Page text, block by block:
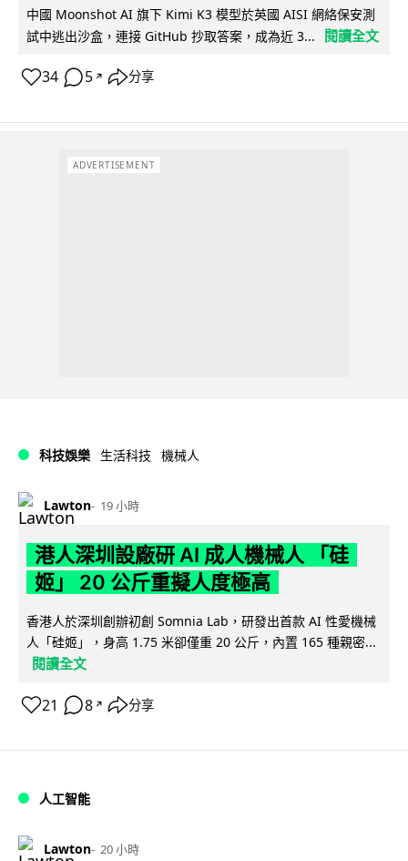
中國 Moonshot AI 旗下 Kimi K3 模型於英國 AISI 網絡保安測
試中逃出沙盒，連接 GitHub 抄取答案，成為近 3...
閱讀全文
34 5 ↗ 分享
ADVERTISEMENT
科技娛樂 生活科技 機械人
Lawton 19 小時
港人深圳設廠研 AI 成人機械人 「硅
姬」 20 公斤重擬人度極高
香港人於深圳創辦初創 Somnia Lab，研發出首款 AI 性愛機械
人「硅姬」，身高 1.75 米卻僅重 20 公斤，內置 165 種親密...
閱讀全文
21 8 ↗ 分享
人工智能
Lawton 20 小時